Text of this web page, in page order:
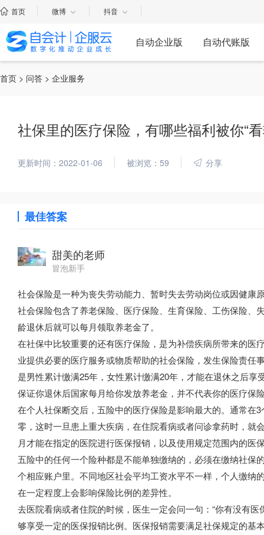
首页 微博 抖音
自动企业版 自动代账版
首页 > 问答 > 企业服务
社保里的医疗保险，有哪些福利被你“
更新时间：2022-01-06 被浏览：59 分享
最佳答案
甜美的老师
冒泡新手
社会保险是一种为丧失劳动能力、暂时失去劳动岗位或因健
社会保险包含了养老保险、医疗保险、生育保险、工伤保险、
龄退休后就可以每月领取养老金了。
在社保中比较重要的还有医疗保险，是为补偿疾病所带来的
业提供必要的医疗服务或物质帮助的社会保险，发生保险责
是男性累计缴满25年，女性累计缴满20年，才能在退休之后
保证你退休后国家每月给你发放养老金，并不代表你的医疗保
在个人社保断交后，五险中的医疗保险是影响最大的。通常在
零，这时一旦患上重大疾病，在住院看病或者问诊拿药时，就
月才能在指定的医院进行医保报销，以及使用规定范围内的医
五险中的任何一个险种都是不能单独缴纳的，必须在缴纳社
个相应账户里。不同地区社会平均工资水平不一样，个人缴
在一定程度上会影响保险比例的差异性。
去医院看病或者住院的时候，医生一定会问一句：“你有没有
够享受一定的医保报销比例。医保报销需要满足社保规定的